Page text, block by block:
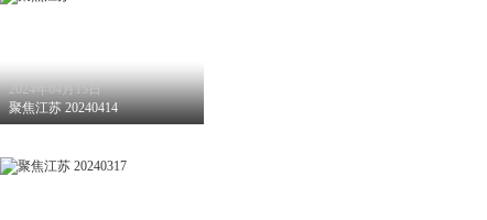
2024年04月15日
聚焦江苏 20240414